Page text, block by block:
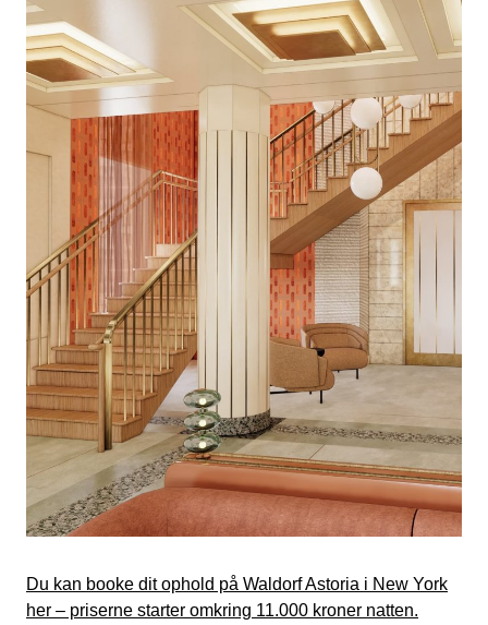
Du kan booke dit ophold på Waldorf Astoria i New York
her – priserne starter omkring 11.000 kroner natten.